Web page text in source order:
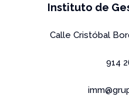
Instituto de
Calle Cristóbal
914